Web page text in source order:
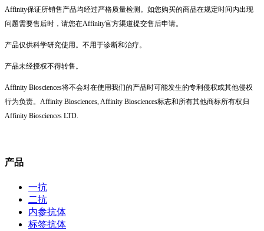
Affinity保证所销售产品均经过严格质量检测。如您购买的商品在规定时间内出现
问题需要售后时，请您在Affinity官方渠道提交售后申请。
产品仅供科学研究使用。不用于诊断和治疗。
产品未经授权不得转售。
Affinity Biosciences将不会对在使用我们的产品时可能发生的专利侵权或其他侵权
行为负责。Affinity Biosciences, Affinity Biosciences标志和所有其他商标所有权归
Affinity Biosciences LTD.
产品
一抗
二抗
内参抗体
标签抗体